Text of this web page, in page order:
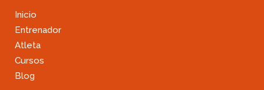
Inicio
Entrenador
Atleta
Cursos
Blog